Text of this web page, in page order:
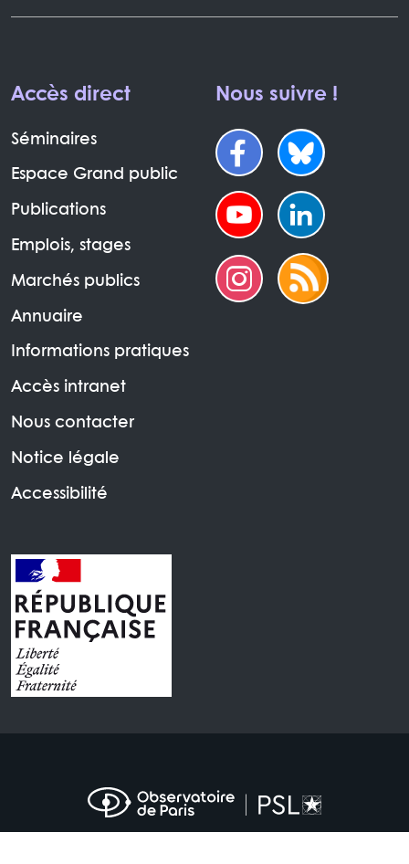
Accès direct
Séminaires
Espace Grand public
Publications
Emplois, stages
Marchés publics
Annuaire
Informations pratiques
Accès intranet
Nous contacter
Notice légale
Accessibilité
Nous suivre !